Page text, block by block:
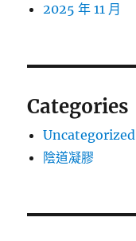
2025 年 11 月
Categories
Uncategorized
陰道凝膠